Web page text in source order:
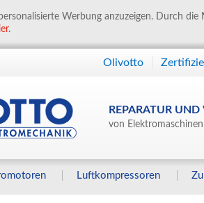
Werbung anzuzeigen. Durch
.
Luftkompressoren
REPARATUR
von Elektromaschinen
Olivotto